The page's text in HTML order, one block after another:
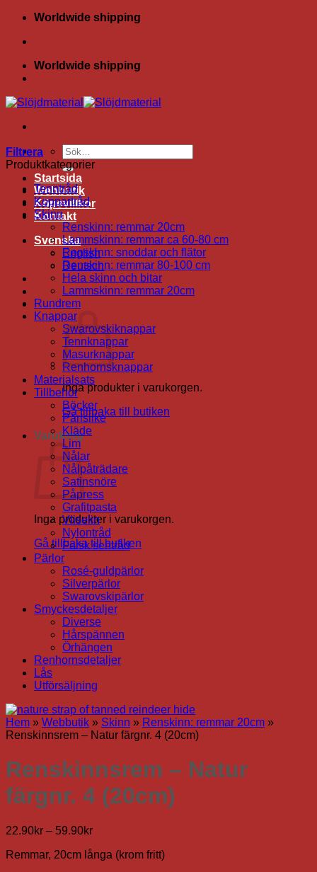
Skip
content
Worldwide shipping
Worldwide shipping
Sök
efter:
Startsida
Webbutik
Köpevillkor
Kontakt
Svenska
English
Deutsch
Varukorg /
Inga produkter i varukorgen.
Gå tillbaka till butiken
Varukorg
Inga produkter i varukorgen.
Gå tillbaka till butiken
Filtrera
Produktkategorier
Tenntråd
Koppartråd
Skinn
Renskinn: remmar 20cm
Lammskinn: remmar ca 60-80 cm
Renskinn: snoddar och flätor
Renskinn: remmar 80-100 cm
Hela skinn och bitar
Lammskinn: remmar 20cm
Rundrem
Knappar
Swarovskiknappar
Tennknappar
Masurknappar
Renhornsknappar
Materialsats
Tillbehör
Böcker
Pärlsilke
Kläde
Lim
Nålar
Nålpåträdare
Satinsnöre
Påpress
Grafitpasta
Vliselin
Nylontråd
Falsk sentråd
Pärlor
Rosé-guldpärlor
Silverpärlor
Swarovskipärlor
Smyckesdetaljer
Diverse
Hårspännen
Örhängen
Renhornsdetaljer
Lås
Utförsäljning
Hem » Webbutik » Skinn » Renskinn: remmar 20cm »
Renskinnsrem – Natur färgnr. 4 (20cm)
Renskinnsrem – Natur
färgnr. 4 (20cm)
22.90kr – 59.90krPrisintervall:
till
Remmar, 20cm långa (krom fritt)